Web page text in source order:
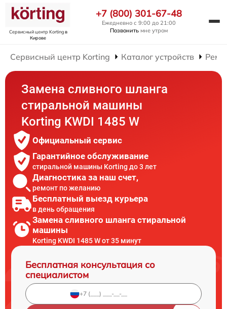
Сервисный центр Kortingв
Кирове
+7 (800) 301-67-48
Ежедневно с 9:00 до 21:00
Позвонить мне утром
Сервисный центр Korting Каталог устройств
Замена сливного шланга
стиральной машины
Korting KWDI 1485 W
Официальный сервис
Гарантийное обслуживание
стиральной машины Korting до 3 лет
Диагностика за наш счет,
ремонт по желанию
Бесплатный выезд курьера
в день обращения
Замена сливного шланга стиральной
машины
Korting KWDI 1485 W от 35 минут
Бесплатная консультация со
специалистом